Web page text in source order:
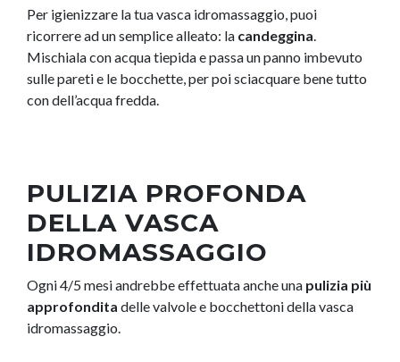
Per igienizzare la tua vasca idromassaggio, puoi
ricorrere ad un semplice alleato: la candeggina.
Mischiala con acqua tiepida e passa un panno imbevuto
sulle pareti e le bocchette, per poi sciacquare bene tutto
con dell’acqua fredda.
PULIZIA PROFONDA
DELLA VASCA
IDROMASSAGGIO
Ogni 4/5 mesi andrebbe effettuata anche una pulizia più
approfondita delle valvole e bocchettoni della vasca
idromassaggio.